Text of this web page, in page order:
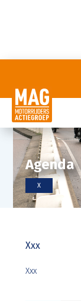
Agenda
X
Xxx
Xxx